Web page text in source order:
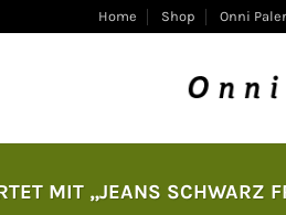
Home Shop Onni
MIT „JEANS SCHWARZ